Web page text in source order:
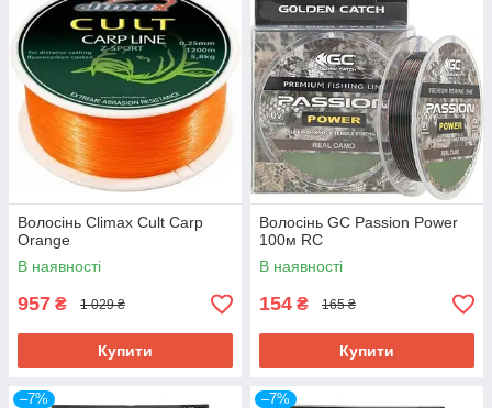
ВЕЛИКИЙ ВИБІР
У каталозі нашого інтернет-магазину ви
знайдете понад 5 тисяч товарів. У нас
представлена не одна
волосінь і шнури для
риболовлів різних умовах!
Волосінь Climax Cult Carp
Orange
В наявності
957 ₴ 1 029 ₴
Купити
Волосінь GC Passion Power
100м RC
В наявності
154 ₴ 165 ₴
Купити
–7% –7%